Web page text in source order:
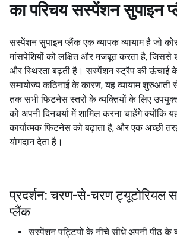
का परिचय सस्पेंशन सुपाइन
सस्पेंशन सुपाइन प्लैंक एक व्यापक व्यायाम है जो
मांसपेशियों को लक्षित और मजबूत करता है, जिससे
और स्थिरता बढ़ती है। सस्पेंशन स्ट्रैप की ऊंचाई
समायोज्य कठिनाई के कारण, यह व्यायाम
तक सभी फिटनेस स्तरों के व्यक्तियों के लिए
को अपनी दिनचर्या में शामिल करना चाहेंगे क्योंकि
कार्यात्मक फिटनेस को बढ़ाता है, और एक अच्छी
योगदान देता है।
प्रदर्शन: चरण-से-चरण ट्यूटोरियल
प्लैंक
सस्पेंशन पट्टियों के नीचे सीधे अपनी पीठ के